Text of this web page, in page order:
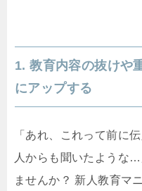
1. 教育内容の抜けや
にアップする
「あれ、これって前に
人からも聞いたような
ませんか？ 新人教育マ